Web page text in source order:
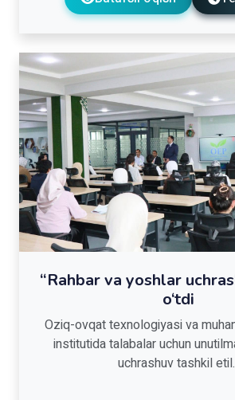
“Rahbar va yoshlar
o‘tdi
Oziq-ovqat texnologiyasi va
institutida talabalar uchun
uchrashuv tashkil